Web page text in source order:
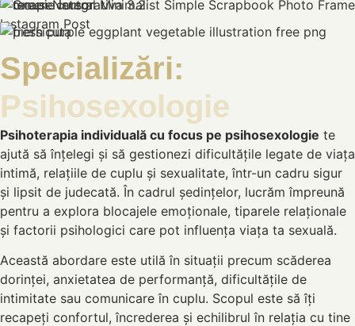
Specializări:
Psihosexologie
Psihoterapia individuală cu focus pe psihosexologie te
ajută să înțelegi și să gestionezi dificultățile legate de viața
intimă, relațiile de cuplu și sexualitate, într-un cadru sigur
și lipsit de judecată. În cadrul ședințelor, lucrăm împreună
pentru a explora blocajele emoționale, tiparele relaționale
și factorii psihologici care pot influența viața ta sexuală.
Această abordare este utilă în situații precum scăderea
dorinței, anxietatea de performanță, dificultățile de
intimitate sau comunicare în cuplu. Scopul este să îți
recapeți confortul, încrederea și echilibrul în relația cu tine